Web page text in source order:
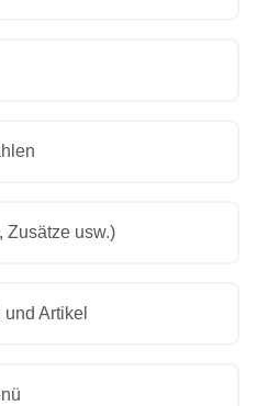
Zusätze usw.)
Artikel